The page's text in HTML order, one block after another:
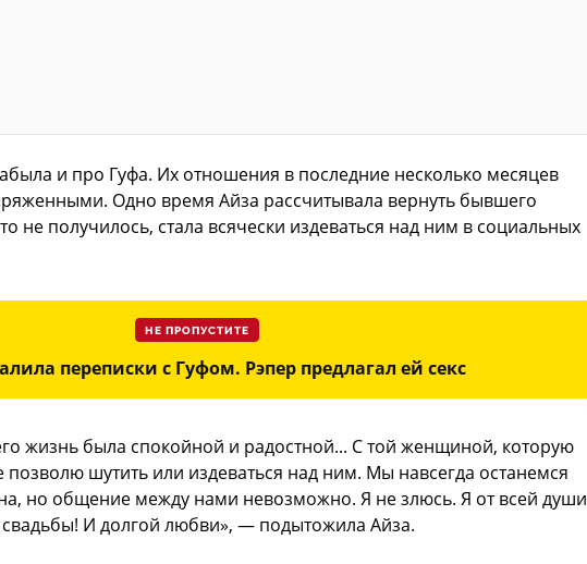
и про Гуфа. Их отношения в последние несколько месяцев
Одно время Айза рассчитывала вернуть бывшего
не получилось, стала всячески издеваться над ним в социальных
НЕ ПРОПУСТИТЕ
переписки с Гуфом. Рэпер предлагал ей секс
жизнь была спокойной и радостной... С той женщиной, которую
шутить или издеваться над ним. Мы навсегда останемся
но общение между нами невозможно. Я не злюсь. Я от всей души
И долгой любви», — подытожила Айза.